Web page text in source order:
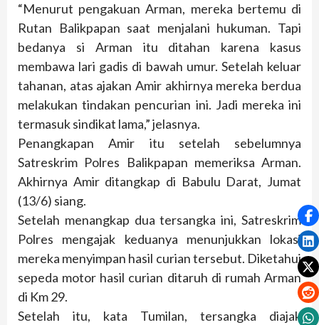
“Menurut pengakuan Arman, mereka bertemu di
Rutan Balikpapan saat menjalani hukuman. Tapi
bedanya si Arman itu ditahan karena kasus
membawa lari gadis di bawah umur. Setelah keluar
tahanan, atas ajakan Amir akhirnya mereka berdua
melakukan tindakan pencurian ini. Jadi mereka ini
termasuk sindikat lama,” jelasnya.
Penangkapan Amir itu setelah sebelumnya
Satreskrim Polres Balikpapan memeriksa Arman.
Akhirnya Amir ditangkap di Babulu Darat, Jumat
(13/6) siang.
Setelah menangkap dua tersangka ini, Satreskrim
Polres mengajak keduanya menunjukkan lokasi
mereka menyimpan hasil curian tersebut. Diketahui
sepeda motor hasil curian ditaruh di rumah Arman
di Km 29.
Setelah itu, kata Tumilan, tersangka diajak